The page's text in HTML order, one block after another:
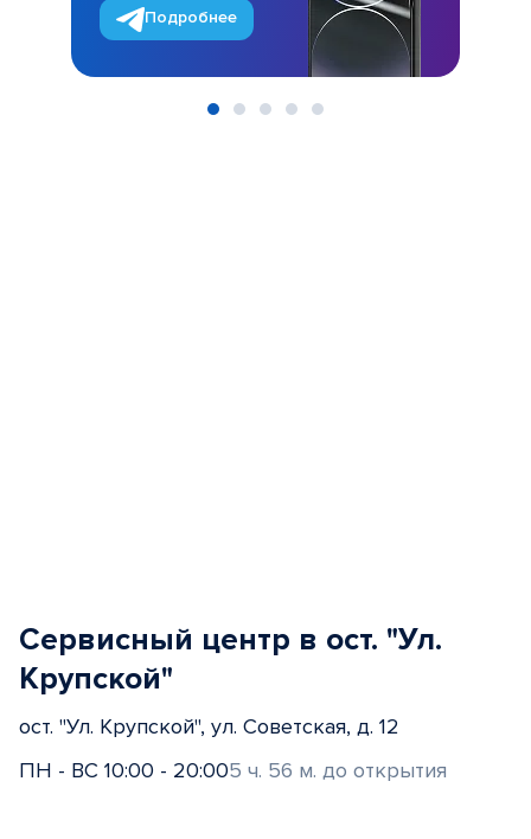
Подробнее
Сервисный центр в ост. "Ул.
Крупской"
ост. "Ул. Крупской", ул. Советская, д. 12
ПН - ВС 10:00 - 20:005 ч. 56 м. до открытия